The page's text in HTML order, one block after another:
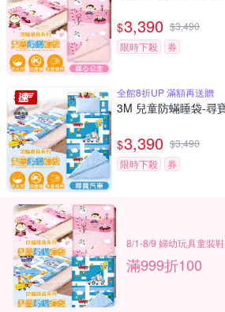
$3,390 $3,490
限時下殺
券
全館8折UP 滿額再送贈
3M 兒童防蟎睡袋-尋
$3,390 $3,490
限時下殺
券
8/1-8/9 婦幼玩具童裝
滿999折100